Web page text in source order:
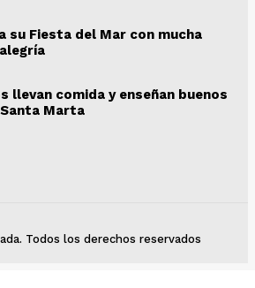
su Fiesta del Mar con mucha
llevan comida y enseñan buenos
Marta
Todos los derechos reservados